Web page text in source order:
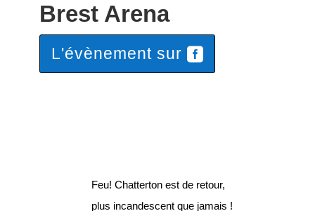
Brest Arena
L'évènement sur
Feu! Chatterton est de retour,
plus incandescent que jamais !